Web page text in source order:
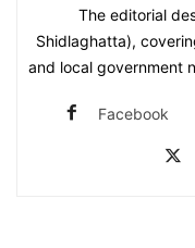
The editorial
Shidlaghatta),
and local government
Facebook